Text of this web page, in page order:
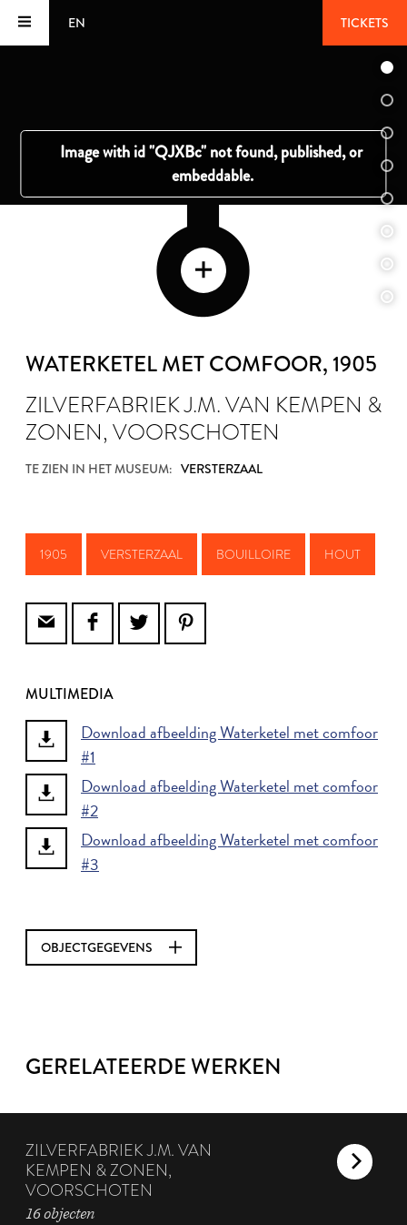
EN TICKETS
WATERKETEL MET COMFOOR, 1905
ZILVERFABRIEK J.M. VAN KEMPEN &
ZONEN, VOORSCHOTEN
TE ZIEN IN HET MUSEUM: VERSTERZAAL
1905 VERSTERZAAL BOUILLOIRE HOUT
MULTIMEDIA
Download afbeelding Waterketel met comfoor
#1
Download afbeelding Waterketel met comfoor
#2
Download afbeelding Waterketel met comfoor
#3
OBJECTGEGEVENS
GERELATEERDE WERKEN
ZILVERFABRIEK J.M. VAN
KEMPEN & ZONEN,
VOORSCHOTEN
16 objecten